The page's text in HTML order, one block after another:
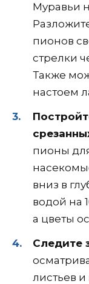
Муравьи
пионов
стрелки
Также
настоем
пионы
вниз в
водой на
а цветы
Следите
листьев